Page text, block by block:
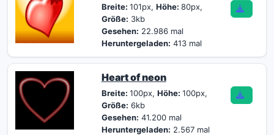
Breite: 101px, Höhe: 80px,
Größe: 3kb
Gesehen: 22.986 mal
Heruntergeladen: 413 mal
Heart of neon
Breite: 100px, Höhe: 100px,
Größe: 6kb
Gesehen: 41.200 mal
Heruntergeladen: 2.567 mal